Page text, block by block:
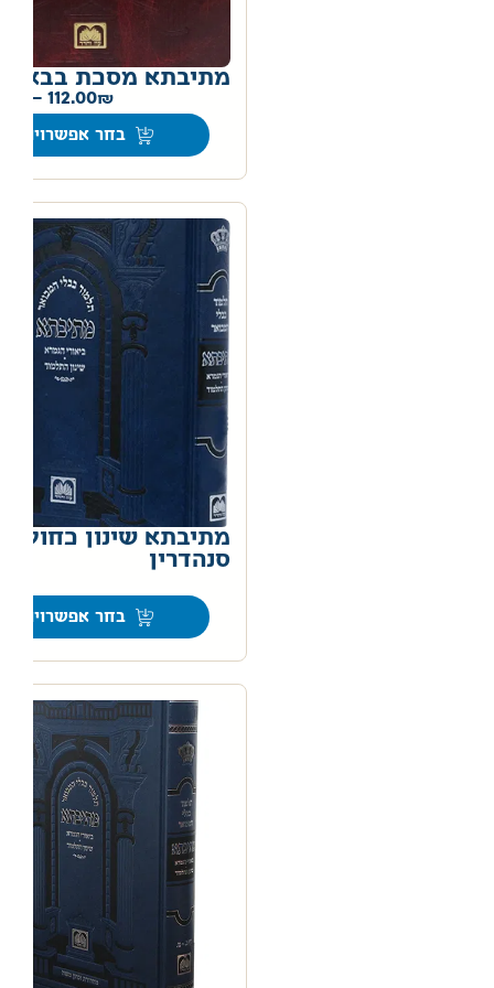
מתיבתא מסכת בבא
112.00
–
בחר אפשרויות
מתיבתא שינון כחול –
סנהדרין
בחר אפשרויות